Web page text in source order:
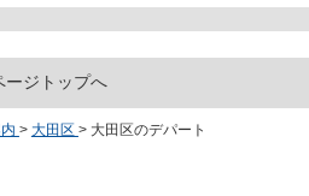
ージトップへ
> 大田区 > 大田区のデパート